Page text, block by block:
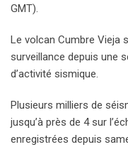
GMT).
Le volcan Cumbre Vieja
surveillance depuis une
d’activité sismique.
Plusieurs milliers de
jusqu’à près de 4 sur
enregistrées depuis